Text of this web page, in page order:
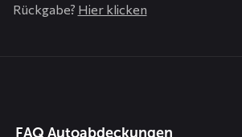
Rückgabe? Hier klicken
FAQ Autoabdeckungen